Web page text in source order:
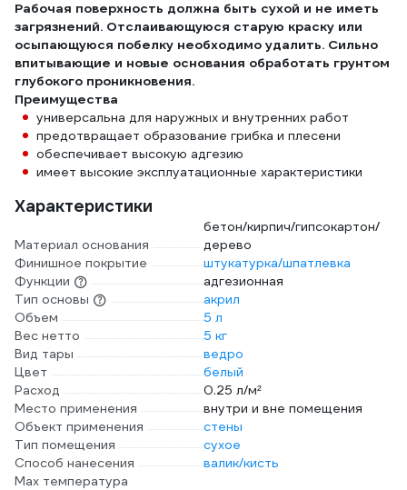
Рабочая поверхность должна быть сухой и не иметь
загрязнений. Отслаивающуюся старую краску или
осыпающуюся побелку необходимо удалить. Сильно
впитывающие и новые основания обработать грунтом
глубокого проникновения.
Преимущества
универсальна для наружных и внутренних работ
предотвращает образование грибка и плесени
обеспечивает высокую адгезию
имеет высокие эксплуатационные характеристики
Характеристики
Материал основания
бетон/кирпич/гипсокартон/
дерево
Финишное покрытие
штукатурка/шпатлевка
Функции
адгезионная
Тип основы
акрил
Объем
5 л
Вес нетто
5 кг
Вид тары
ведро
Цвет
белый
Расход
0.25 л/м²
Место применения
внутри и вне помещения
Объект применения
стены
Тип помещения
сухое
Способ нанесения
валик/кисть
Max температура